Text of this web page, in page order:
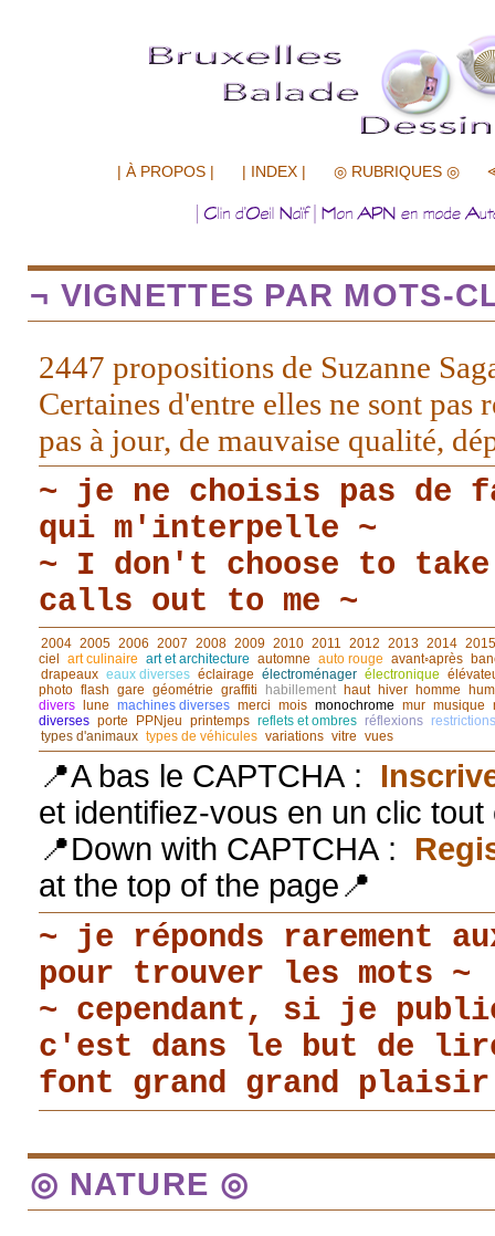
| À PROPOS | | INDEX | ◎ RUBRIQUES ◎
¬ VIGNETTES PAR MOTS-
2447 propositions de Suzanne
Certaines d'entre elles ne sont pas
pas à jour, de mauvaise qualité,
~ je ne choisis pas de
qui m'interpelle ~
~ I don't choose to
calls out to me ~
2004 2005 2006 2007 2008 2009 2010 2011 2012 2013 2014 2015
ciel art culinaire art et architecture automne auto rouge avant◦après
drapeaux eaux diverses éclairage électroménager électronique
photo flash gare géométrie graffiti habillement haut hiver homme
divers lune machines diverses merci mois monochrome mur musique
diverses porte PPNjeu printemps reflets et ombres réflexions restrictions
types d'animaux types de véhicules variations vitre vues
📍A bas le CAPTCHA :
et identifiez-vous en un clic
📍Down with CAPTCHA :
at the top of the page📍
~ je réponds rarement
pour trouver les mots ~
~ cependant, si je
c'est dans le but de
font grand grand
◎ NATURE ◎